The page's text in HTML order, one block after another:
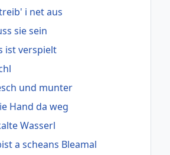
i net aus
sie sein
ist verspielt
und munter
Hand da weg
Wasserl
a scheans Bleamal